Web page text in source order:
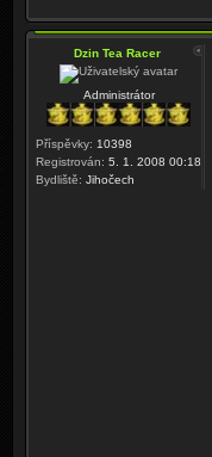
Dzin Tea Racer
Administrátor
Příspěvky: 10398
Registrován: 5. 1. 2008 00:18
Bydliště: Jihočech